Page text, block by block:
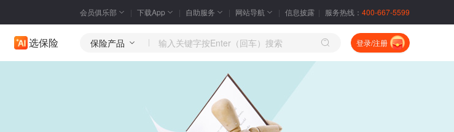
会员俱乐部 下载App 自助服务 网站导航 信息披露 服务热线： 400-667-5599
选保险 保险产品 登录/注册